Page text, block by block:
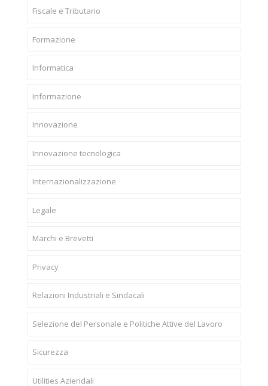
Fiscale e Tributario
Formazione
Informatica
Informazione
Innovazione
Innovazione tecnologica
Internazionalizzazione
Legale
Marchi e Brevetti
Privacy
Relazioni Industriali e Sindacali
Selezione del Personale e Politiche Attive del Lavoro
Sicurezza
Utilities Aziendali